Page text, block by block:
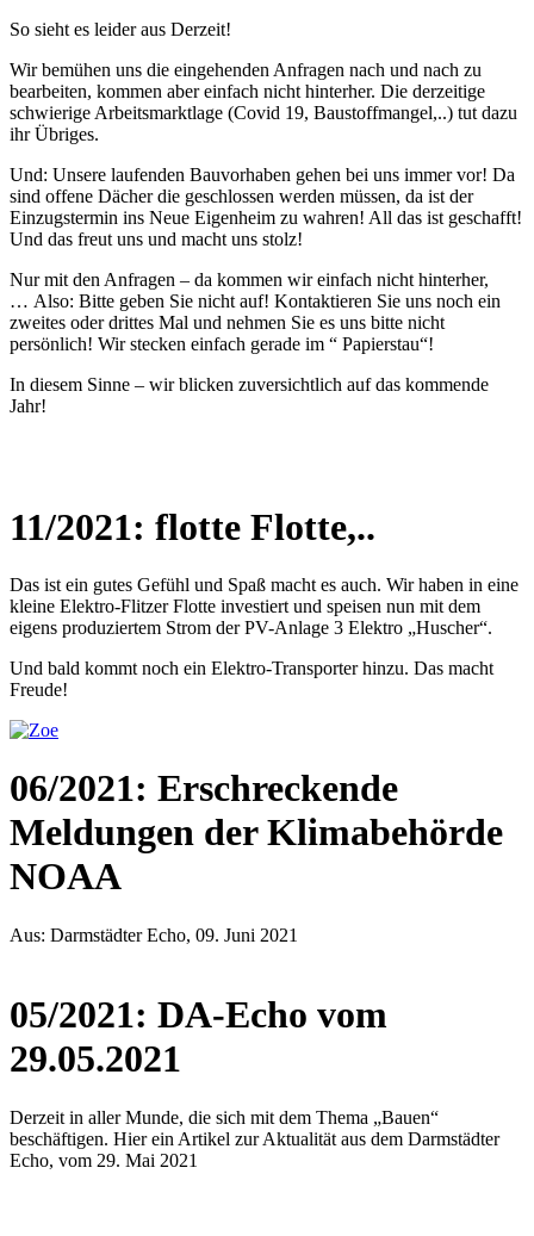
So sieht es leider aus Derzeit!
Wir bemühen uns die eingehenden Anfragen nach und nach zu
bearbeiten, kommen aber einfach nicht hinterher. Die derzeitige
schwierige Arbeitsmarktlage (Covid 19, Baustoffmangel,..) tut dazu
ihr Übriges.
Und: Unsere laufenden Bauvorhaben gehen bei uns immer vor! Da
sind offene Dächer die geschlossen werden müssen, da ist der
Einzugstermin ins Neue Eigenheim zu wahren! All das ist geschafft!
Und das freut uns und macht uns stolz!
Nur mit den Anfragen – da kommen wir einfach nicht hinterher,
… Also: Bitte geben Sie nicht auf! Kontaktieren Sie uns noch ein
zweites oder drittes Mal und nehmen Sie es uns bitte nicht
persönlich! Wir stecken einfach gerade im “ Papierstau“!
In diesem Sinne – wir blicken zuversichtlich auf das kommende
Jahr!
11/2021: flotte Flotte,..
Das ist ein gutes Gefühl und Spaß macht es auch. Wir haben in eine
kleine Elektro-Flitzer Flotte investiert und speisen nun mit dem
eigens produziertem Strom der PV-Anlage 3 Elektro „Huscher“.
Und bald kommt noch ein Elektro-Transporter hinzu. Das macht
Freude!
06/2021: Erschreckende
Meldungen der Klimabehörde
NOAA
Aus: Darmstädter Echo, 09. Juni 2021
05/2021: DA-Echo vom
29.05.2021
Derzeit in aller Munde, die sich mit dem Thema „Bauen“
beschäftigen. Hier ein Artikel zur Aktualität aus dem Darmstädter
Echo, vom 29. Mai 2021